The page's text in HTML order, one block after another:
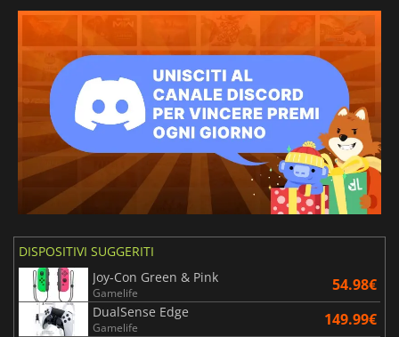
DISPOSITIVI SUGGERITI
Joy-Con Green & Pink
Gamelife 54.98€
DualSense Edge
Gamelife 149.99€